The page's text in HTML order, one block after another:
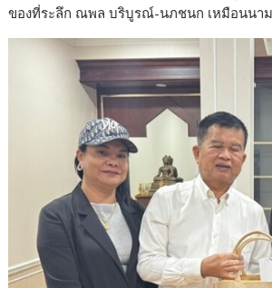
ของที่ระลึก ณพล บริบูรณ์-นภชนก เหมือนนา